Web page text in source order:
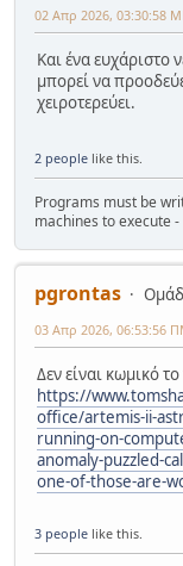
02 Απρ 2026, 03:30:58
Και ένα ευχάριστο
μπορεί να
χειροτερεύει.
2 people like this.
Programs must be
machines to execute
pgrontas
03 Απρ 2026, 06:53:56
Δεν είναι κωμικό
https://
office/artemis-ii-
running-on-
anomaly-puzzled-
one-of-those-are-
3 people like this.